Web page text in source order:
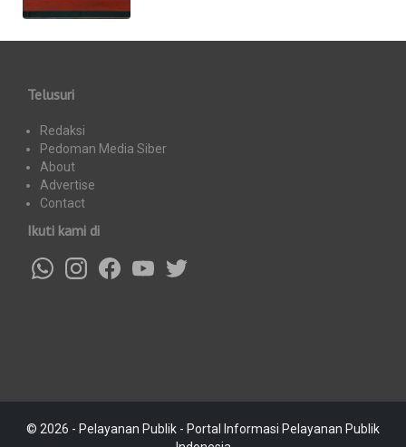
Telusuri
Redaksi
Pedoman Media Siber
About
Advertise
Contact
Ikuti kami di
© 2026 - Pelayanan Publik - Portal Informasi Pelayanan Publik